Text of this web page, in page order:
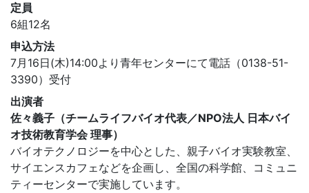
定員
6組12名
申込方法
7月16日(木)14:00より青年センターにて電話（0138-51-
3390）受付
出演者
佐々義子（チームライフバイオ代表／NPO法人 日本バイ
オ技術教育学会 理事）
バイオテクノロジーを中心とした、親子バイオ実験教室、
サイエンスカフェなどを企画し、全国の科学館、コミュニ
ティーセンターで実施しています。